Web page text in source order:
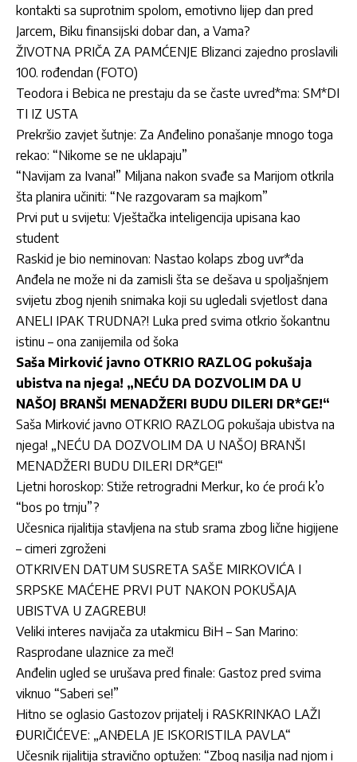
kontakti sa suprotnim spolom, emotivno lijep dan pred
Jarcem, Biku finansijski dobar dan, a Vama?
ŽIVOTNA PRIČA ZA PAMĆENJE Blizanci zajedno proslavili
100. rođendan (FOTO)
Teodora i Bebica ne prestaju da se časte uvred*ma: SM*DI
TI IZ USTA
Prekršio zavjet šutnje: Za Anđelino ponašanje mnogo toga
rekao: “Nikome se ne uklapaju”
“Navijam za Ivana!” Miljana nakon svađe sa Marijom otkrila
šta planira učiniti: “Ne razgovaram sa majkom”
Prvi put u svijetu: Vještačka inteligencija upisana kao
student
Raskid je bio neminovan: Nastao kolaps zbog uvr*da
Anđela ne može ni da zamisli šta se dešava u spoljašnjem
svijetu zbog njenih snimaka koji su ugledali svjetlost dana
ANELI IPAK TRUDNA?! Luka pred svima otkrio šokantnu
istinu – ona zanijemila od šoka
Saša Mirković javno OTKRIO RAZLOG pokušaja
ubistva na njega! „NEĆU DA DOZVOLIM DA U
NAŠOJ BRANŠI MENADŽERI BUDU DILERI DR*GE!“
Saša Mirković javno OTKRIO RAZLOG pokušaja ubistva na
njega! „NEĆU DA DOZVOLIM DA U NAŠOJ BRANŠI
MENADŽERI BUDU DILERI DR*GE!“
Ljetni horoskop: Stiže retrogradni Merkur, ko će proći k’o
“bos po trnju”?
Učesnica rijalitija stavljena na stub srama zbog lične higijene
– cimeri zgroženi
OTKRIVEN DATUM SUSRETA SAŠE MIRKOVIĆA I
SRPSKE MAĆEHE PRVI PUT NAKON POKUŠAJA
UBISTVA U ZAGREBU!
Veliki interes navijača za utakmicu BiH – San Marino:
Rasprodane ulaznice za meč!
Anđelin ugled se urušava pred finale: Gastoz pred svima
viknuo “Saberi se!”
Hitno se oglasio Gastozov prijatelj i RASKRINKAO LAŽI
ĐURIČIĆEVE: „ANĐELA JE ISKORISTILA PAVLA“
Učesnik rijalitija stravično optužen: “Zbog nasilja nad njom i